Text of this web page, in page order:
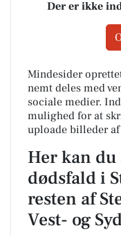
Der er ikke
Mindesider
nemt deles med
sociale medier.
mulighed for at
uploade billeder af
Her kan du
dødsfald i
resten af
Vest- og